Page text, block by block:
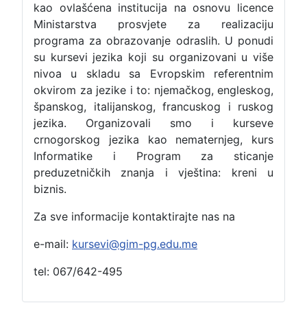
kao ovlašćena institucija na osnovu licence
Ministarstva prosvjete za realizaciju
programa za obrazovanje odraslih. U ponudi
su kursevi jezika koji su organizovani u više
nivoa u skladu sa Evropskim referentnim
okvirom za jezike i to: njemačkog, engleskog,
španskog, italijanskog, francuskog i ruskog
jezika. Organizovali smo i kurseve
crnogorskog jezika kao nematernjeg, kurs
Informatike i Program za sticanje
preduzetničkih znanja i vještina: kreni u
biznis.
Za sve informacije kontaktirajte nas na
e-mail: kursevi@gim-pg.edu.me
tel: 067/642-495